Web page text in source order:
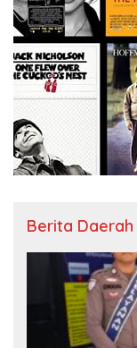
Berita Daerah